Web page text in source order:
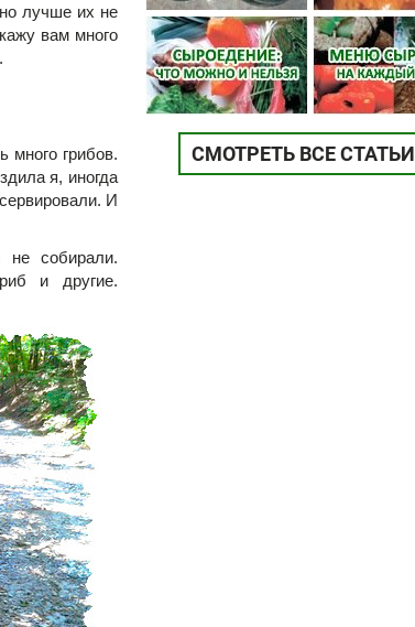
лучше их не
вам много
много грибов.
я, иногда
И
не собирали.
и другие.
СМОТРЕТЬ ВСЕ СТАТЬИ